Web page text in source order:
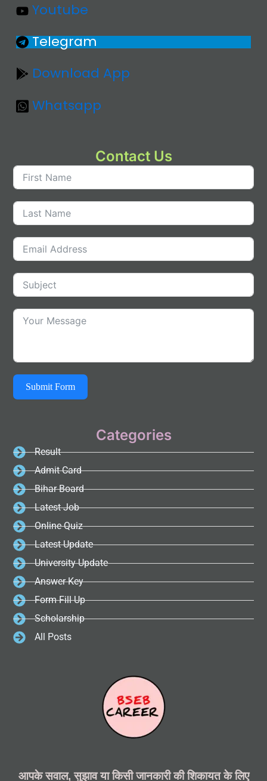
Youtube
Telegram
Download App
Whatsapp
Contact Us
Submit Form
Categories
Result
Admit Card
Bihar Board
Latest Job
Online Quiz
Latest Update
University Update
Answer Key
Form Fill Up
Scholarship
All Posts
आपके सवाल, सुझाव या किसी जानकारी की शिकायत के लिए